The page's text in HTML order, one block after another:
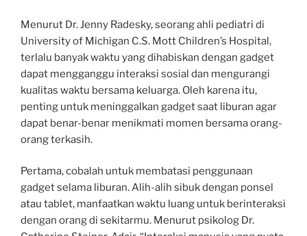
Menurut Dr. Jenny Radesky, seorang ahli pediatri di
University of Michigan C.S. Mott Children’s Hospital,
terlalu banyak waktu yang dihabiskan dengan gadget
dapat mengganggu interaksi sosial dan mengurangi
kualitas waktu bersama keluarga. Oleh karena itu,
penting untuk meninggalkan gadget saat liburan agar
dapat benar-benar menikmati momen bersama orang-
orang terkasih.
Pertama, cobalah untuk membatasi penggunaan
gadget selama liburan. Alih-alih sibuk dengan ponsel
atau tablet, manfaatkan waktu luang untuk berinteraksi
dengan orang di sekitarmu. Menurut psikolog Dr.